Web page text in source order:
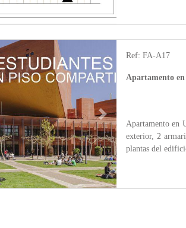
Next
Ref: FA-A17
Apartamento
Apartamento en
exterior, 2
plantas del